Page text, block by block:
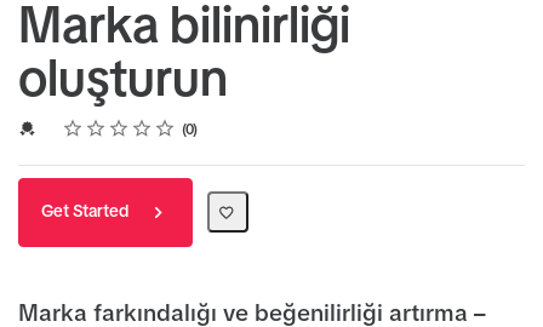
Marka bilinirliği
oluşturun
Credential For Completion
Rating
1 star
2 stars
3 stars
4 stars
5 stars
Average rating: 0 0
No reviews
Get Started
Marka farkındalığı ve beğenilirliği artırma –